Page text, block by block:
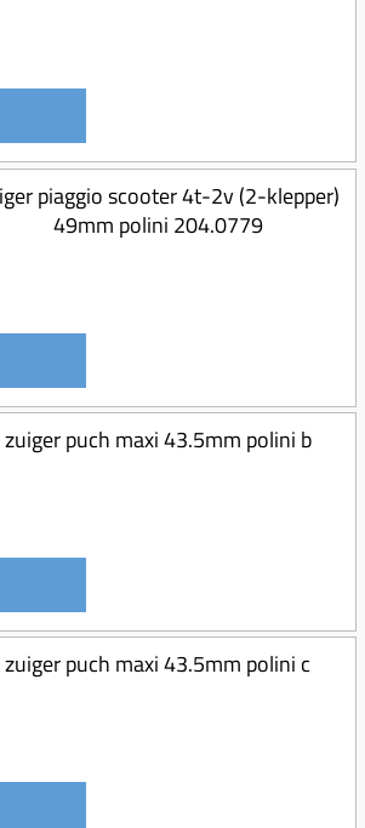
piaggio scooter 4t-2v (2-klepper)
49mm polini 204.0779
zuiger puch maxi 43.5mm polini b
zuiger puch maxi 43.5mm polini c